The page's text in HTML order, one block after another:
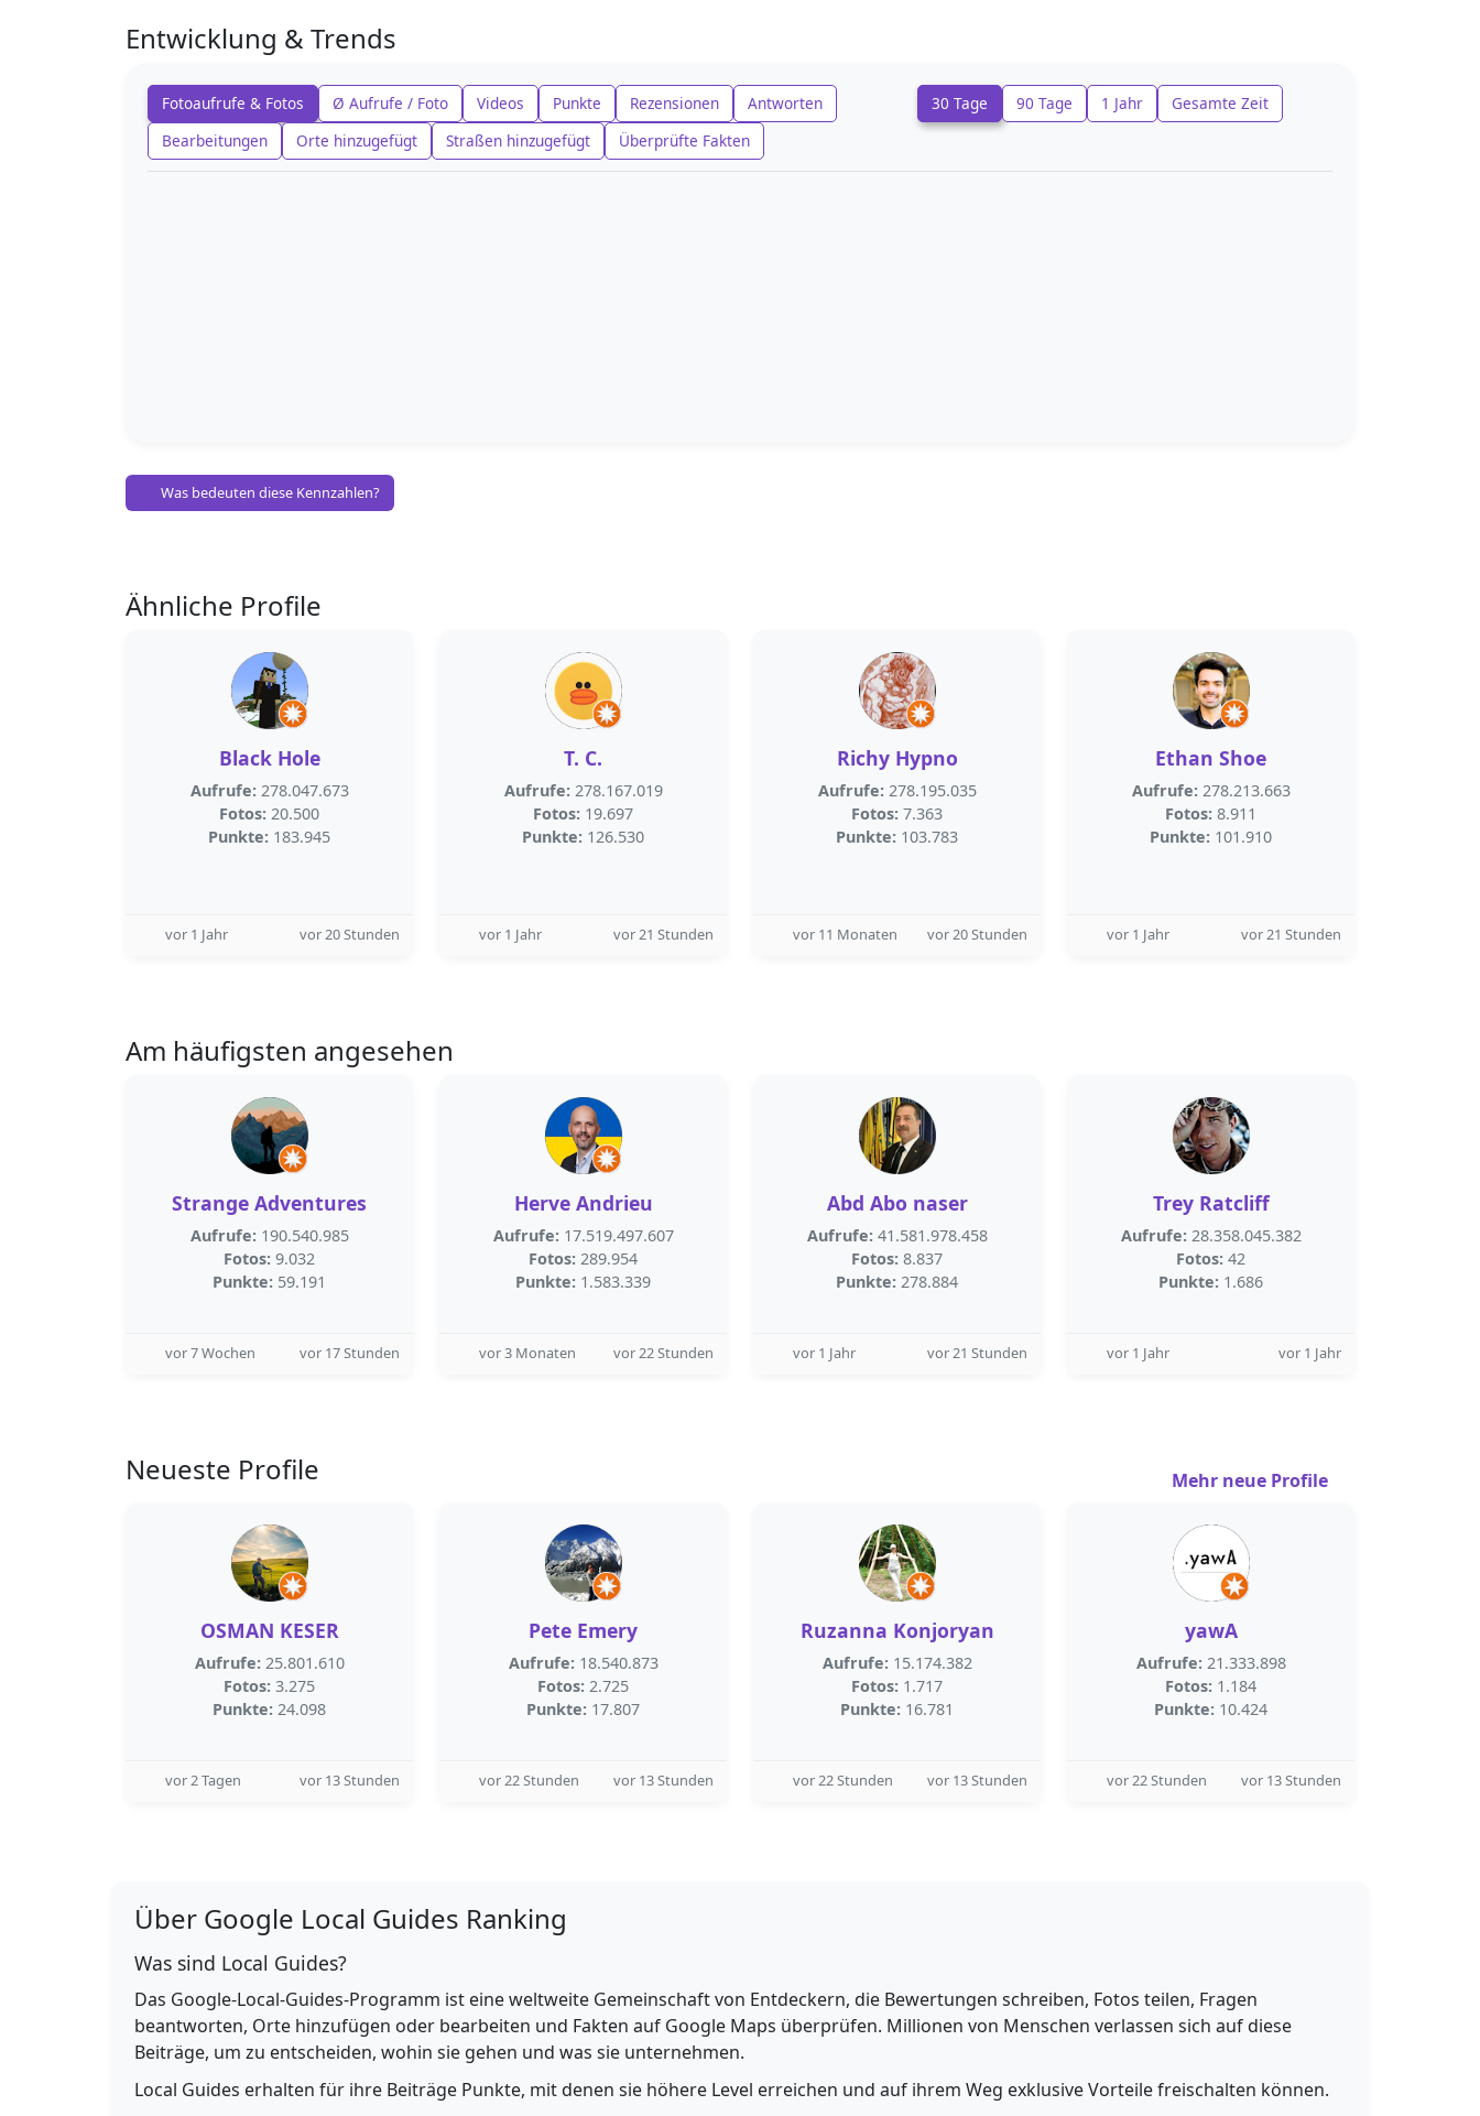
Entwicklung & Trends
Fotoaufrufe & Fotos Ø Aufrufe / Foto Videos Punkte Rezensionen
Antworten
Bearbeitungen
Orte hinzugefügt Straßen hinzugefügt Überprüfte Fakten
30 Tage 90 Tage 1 Jahr Gesamte Zeit
Was bedeuten diese Kennzahlen?
Ähnliche Profile
Black Hole
Aufrufe: 278.047.673
Fotos: 20.500
Punkte: 183.945
vor 1 Jahr vor 20 Stunden
T. C.
Aufrufe: 278.167.019
Fotos: 19.697
Punkte: 126.530
vor 1 Jahr vor 21 Stunden
Richy Hypno
Aufrufe: 278.195.035
Fotos: 7.363
Punkte: 103.783
vor 11 Monaten vor 20 Stunden
Ethan Shoe
Aufrufe: 278.213.663
Fotos: 8.911
Punkte: 101.910
vor 1 Jahr vor 21 Stunden
Am häufigsten angesehen
Strange Adventures
Aufrufe: 190.540.985
Fotos: 9.032
Punkte: 59.191
vor 7 Wochen vor 17 Stunden
Herve Andrieu
Aufrufe: 17.519.497.607
Fotos: 289.954
Punkte: 1.583.339
vor 3 Monaten vor 22 Stunden
Abd Abo naser
Aufrufe: 41.581.978.458
Fotos: 8.837
Punkte: 278.884
vor 1 Jahr vor 21 Stunden
Trey Ratcliff
Aufrufe: 28.358.045.382
Fotos: 42
Punkte: 1.686
vor 1 Jahr vor 1 Jahr
Neueste Profile Mehr neue Profile
OSMAN KESER
Aufrufe: 25.801.610
Fotos: 3.275
Punkte: 24.098
vor 2 Tagen vor 13 Stunden
Pete Emery
Aufrufe: 18.540.873
Fotos: 2.725
Punkte: 17.807
vor 22 Stunden vor 13 Stunden
Ruzanna Konjoryan
Aufrufe: 15.174.382
Fotos: 1.717
Punkte: 16.781
vor 22 Stunden vor 13 Stunden
yawA
Aufrufe: 21.333.898
Fotos: 1.184
Punkte: 10.424
vor 22 Stunden vor 13 Stunden
Über Google Local Guides Ranking
Was sind Local Guides?
Das Google-Local-Guides-Programm ist eine weltweite Gemeinschaft von Entdeckern, die Bewertungen schreiben, Fotos teilen, Fragen
beantworten, Orte hinzufügen oder bearbeiten und Fakten auf Google Maps überprüfen. Millionen von Menschen verlassen sich auf diese
Beiträge, um zu entscheiden, wohin sie gehen und was sie unternehmen.
Local Guides erhalten für ihre Beiträge Punkte, mit denen sie höhere Level erreichen und auf ihrem Weg exklusive Vorteile freischalten können.